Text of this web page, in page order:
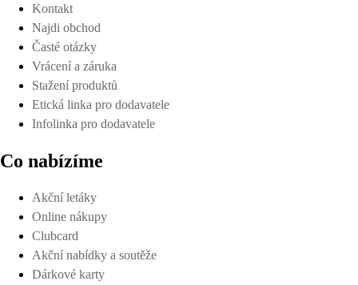
Kontakt
Najdi obchod
Časté otázky
Vrácení a záruka
Stažení produktů
Etická linka pro dodavatele
Infolinka pro dodavatele
Co nabízíme
Akční letáky
Online nákupy
Clubcard
Akční nabídky a soutěže
Dárkové karty